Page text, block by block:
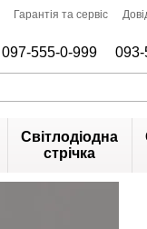
Гарантія та сервіс
097-555-0-999
Світлодіодна
стрічка